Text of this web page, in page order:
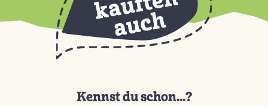
Kennst du schon...?